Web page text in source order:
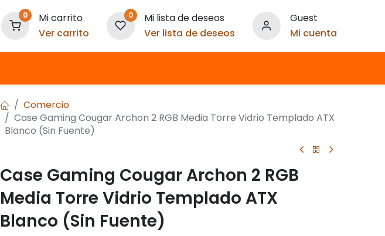
0
Mi carrito
Ver carrito
0
Mi lista de deseos
Ver lista de deseos
Guest
Mi cuenta
Comercio
Case Gaming Cougar Archon 2 RGB Media Torre Vidrio Templado ATX
Blanco (Sin Fuente)
Case Gaming Cougar Archon 2 RGB
Media Torre Vidrio Templado ATX
Blanco (Sin Fuente)